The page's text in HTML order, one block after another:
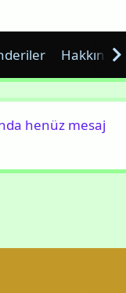
Hakkında
henüz mesaj